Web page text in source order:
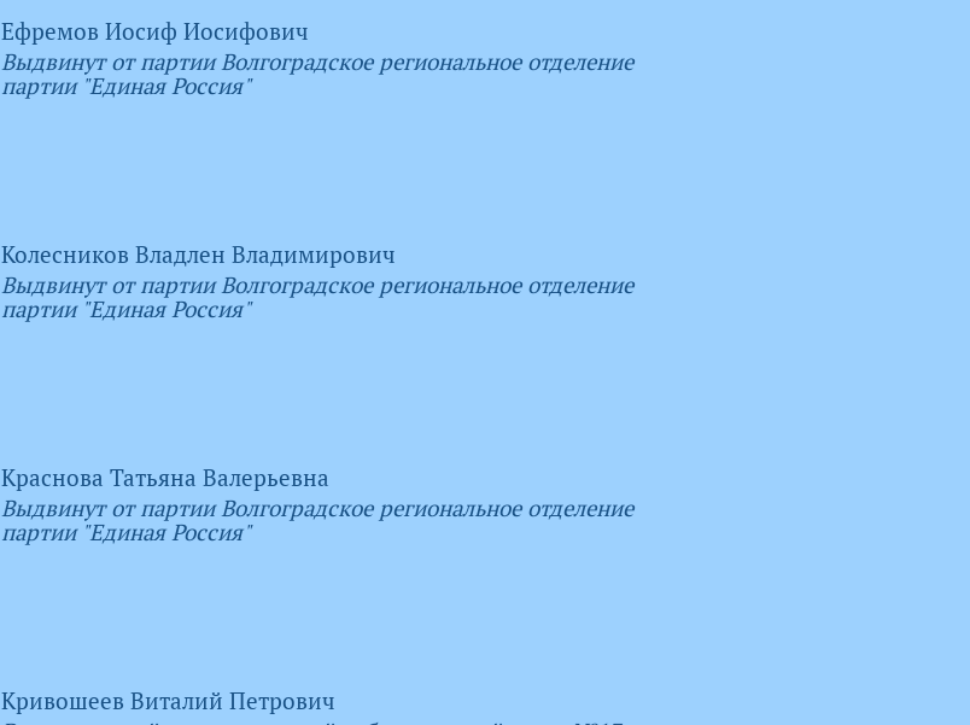
Ефремов Иосиф Иосифович
Выдвинут от партии Волгоградское региональное отделение
партии "Единая Россия"
Колесников Владлен Владимирович
Выдвинут от партии Волгоградское региональное отделение
партии "Единая Россия"
Краснова Татьяна Валерьевна
Выдвинут от партии Волгоградское региональное отделение
партии "Единая Россия"
Кривошеев Виталий Петрович